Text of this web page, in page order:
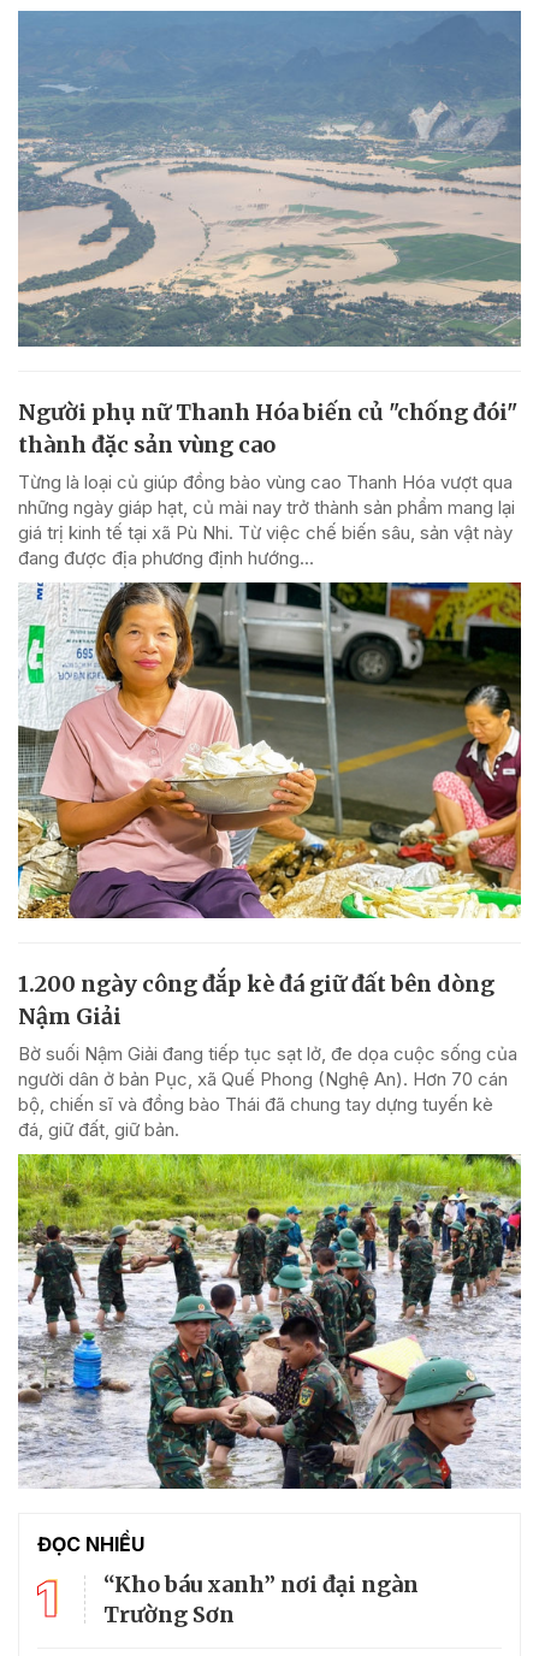
Người phụ nữ Thanh Hóa biến củ "chống đói"
thành đặc sản vùng cao
Từng là loại củ giúp đồng bào vùng cao Thanh Hóa vượt qua
những ngày giáp hạt, củ mài nay trở thành sản phẩm mang lại
giá trị kinh tế tại xã Pù Nhi. Từ việc chế biến sâu, sản vật này
đang được địa phương định hướng...
1.200 ngày công đắp kè đá giữ đất bên dòng
Nậm Giải
Bờ suối Nậm Giải đang tiếp tục sạt lở, đe dọa cuộc sống của
người dân ở bản Pục, xã Quế Phong (Nghệ An). Hơn 70 cán
bộ, chiến sĩ và đồng bào Thái đã chung tay dựng tuyến kè
đá, giữ đất, giữ bản.
ĐỌC NHIỀU
1
“Kho báu xanh” nơi đại ngàn
Trường Sơn